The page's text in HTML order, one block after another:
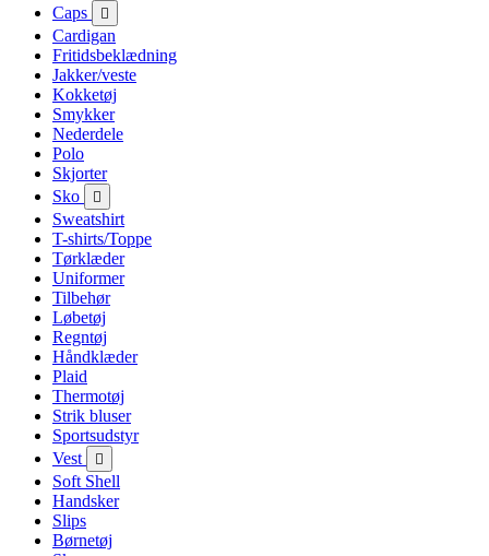
Caps

Cardigan
Fritidsbeklædning
Jakker/veste
Kokketøj
Smykker
Nederdele
Polo
Skjorter
Sko

Sweatshirt
T-shirts/Toppe
Tørklæder
Uniformer
Tilbehør
Løbetøj
Regntøj
Håndklæder
Plaid
Thermotøj
Strik bluser
Sportsudstyr
Vest

Soft Shell
Handsker
Slips
Børnetøj